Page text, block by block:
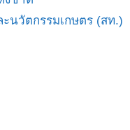
นวัตกรรมเกษตร (สท.)